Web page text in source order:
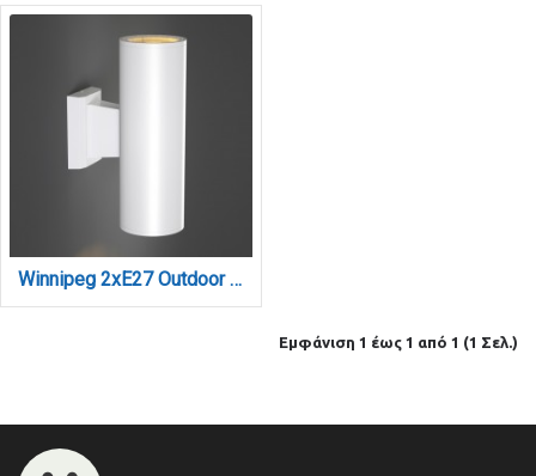
Winnipeg 2xΕ27 Outdoor Up-Down Wall Lamp White D:15.3cmx26cm (80203424)
Εμφάνιση 1 έως 1 από 1 (1 Σελ.)